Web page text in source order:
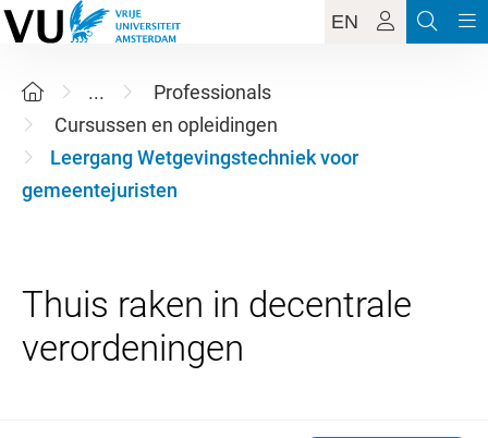
EN
...
Professionals
Cursussen en opleidingen
Leergang Wetgevingstechniek voor
gemeentejuristen
Thuis raken in decentrale